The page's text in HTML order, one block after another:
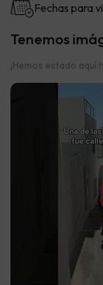
Fechas para
Tenemos
¡Hemos estado